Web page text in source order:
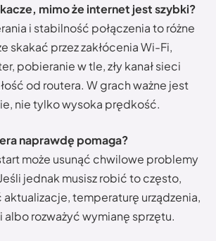
mimo że internet jest szybki?
i stabilność połączenia to różne
skakać przez zakłócenia Wi-Fi,
pobieranie w tle, zły kanał sieci
od routera. W grach ważne jest
nie tylko wysoka prędkość.
naprawdę pomaga?
może usunąć chwilowe problemy
jednak musisz robić to często,
temperaturę urządzenia,
albo rozważyć wymianę sprzętu.